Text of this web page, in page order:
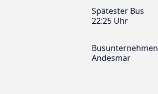
Spätester Bus
22:25 Uhr
Busunternehmen
Andesmar